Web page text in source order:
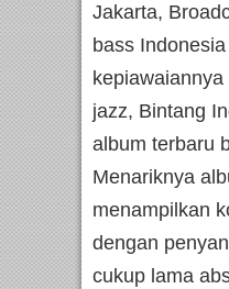
Jakarta,
bass
jazz, Bintang
album terbaru
Menariknya
menampilkan
dengan
cukup lama